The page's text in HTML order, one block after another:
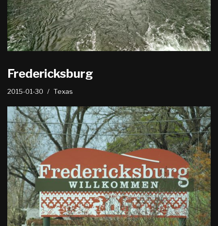
Fredericksburg
2015-01-30 Texas